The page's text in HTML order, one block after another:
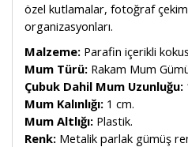
özel kutlamalar, fotoğraf
organizasyonları.
Malzeme: Parafin içerikli
Mum Türü: Rakam Mum
Çubuk Dahil Mum Uzunluğu:
Mum Kalınlığı: 1 cm.
Mum Altlığı: Plastik.
Renk: Metalik parlak gümüş